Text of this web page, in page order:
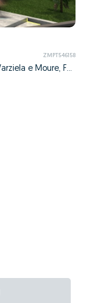
ZMPT546158
Margaride (Santa Eulália), Várzea, Lagares, Varziela e Moure, Felgueiras, Porto